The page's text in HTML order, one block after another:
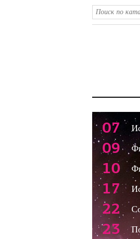
07
09
10
17
22
23